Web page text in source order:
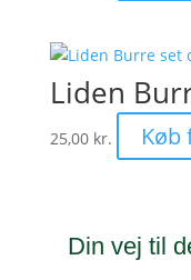
Liden
25,00 kr. Køb
Din vej til